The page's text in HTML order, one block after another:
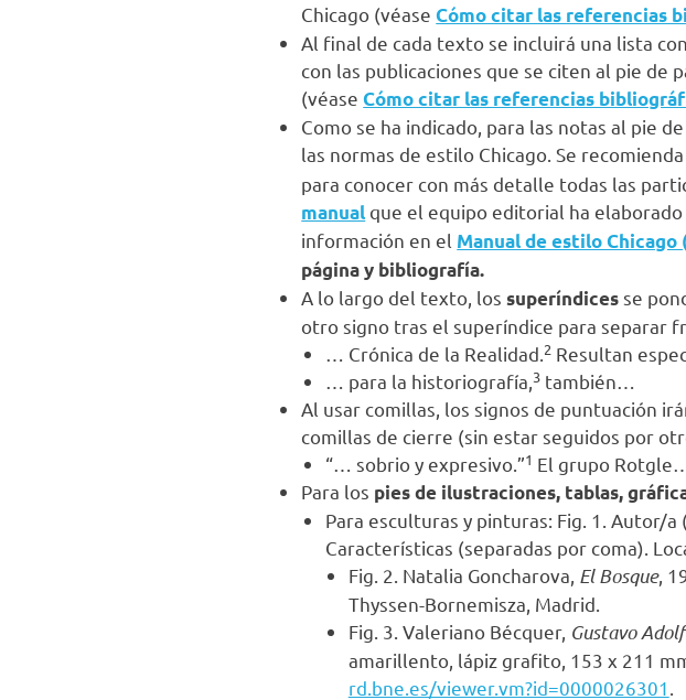
Chicago (véaseCómo citar las referencias
Al final de cada texto se incluirá una lista
con las publicaciones que se citen al pie de
(véaseCómo citar las referencias
Como se ha indicado, para las notas al pie
las normas de estilo Chicago. Se
para conocer con más detalle todas las
manual que el equipo editorial ha
información en el Manual de estilo Chicago
página y bibliografía.
A lo largo del texto, los superíndices se
otro signo tras el superíndice para separar
… Crónica de la Realidad. 2Resultan
… para la historiografía, 3también…
Al usar comillas, los signos de puntuación
comillas de cierre (sin estar seguidos por
“… sobrio y expresivo.”1 El grupo Rotgle…
Para los pies de ilustraciones, tablas,
Para esculturas y pinturas: Fig. 1. Autor/
Características (separadas por coma).
Fig. 2. Natalia Goncharova, El Bosque,
Thyssen-Bornemisza, Madrid.
Fig. 3. Valeriano Bécquer, Gustavo
amarillento, lápiz grafito, 153 x 211
rd.bne.es/viewer.vm?id=0000026301